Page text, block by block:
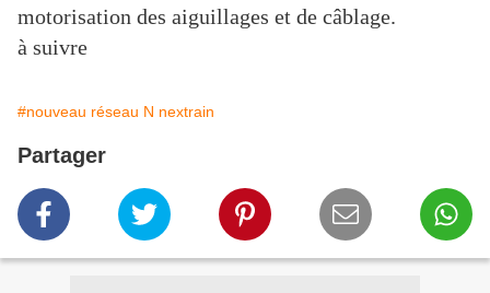
motorisation des aiguillages et de câblage.
à suivre
#nouveau réseau N nextrain
Partager